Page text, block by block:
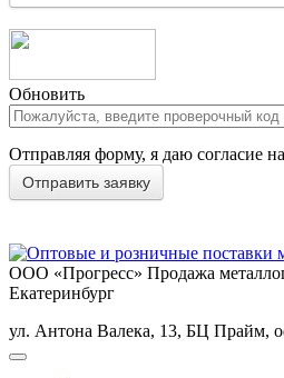
Обновить
Отправляя форму, я даю согласие
ООО «Прогресс» Продажа
Екатеринбург
ул. Антона Валека, 13, БЦ Прайм,